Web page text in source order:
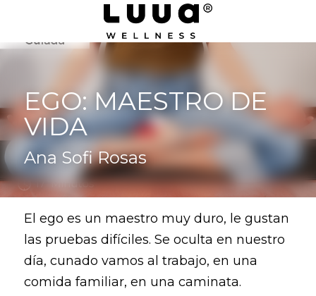
EGO: MAESTRO DE
VIDA
Ana Sofi Rosas
El ego es un maestro muy duro, le gustan
las pruebas difíciles. Se oculta en nuestro
día, cunado vamos al trabajo, en una
comida familiar, en una caminata.